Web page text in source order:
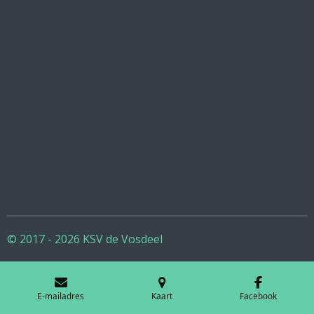
© 2017 - 2026 KSV de Vosdeel
E-mailadres Kaart Facebook